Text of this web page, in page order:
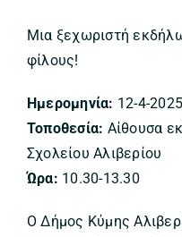
Μια ξεχωριστή
φίλους!
Ημερομηνία: 12-4-2025
Τοποθεσία: Αίθουσα
Σχολείου Αλιβερίου
Ώρα: 10.30-13.30
Ο Δήμος Κύμης